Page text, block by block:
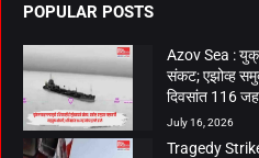
POPULAR POSTS
Azov Sea :
संकट; एझोव्ह
दिवसांत 116
July 16, 2026
Tragedy